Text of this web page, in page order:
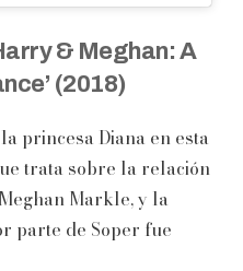
& Meghan: A
(2018)
princesa Diana en esta
trata sobre la relación
Markle, y la
parte de Soper fue